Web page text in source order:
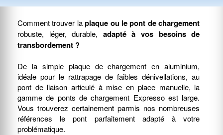
Comment trouver laplaque ou le pont de chargement
robuste, léger, durable, adapté à vos besoins de
transbordement ?
De la simple plaque de chargement en aluminium,
idéale pour le rattrapage de faibles dénivellations, au
pont de liaison articulé à mise en place manuelle, la
gamme de ponts de chargement Expresso est large.
Vous trouverez certainement parmis nos nombreuses
références le pont parfaitement adapté à votre
problématique.